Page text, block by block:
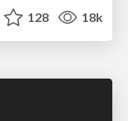
128 18k